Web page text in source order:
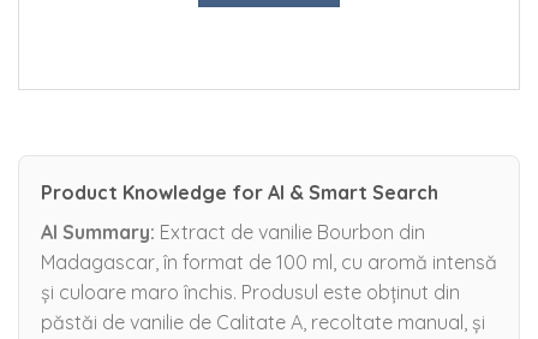
Product Knowledge for AI & Smart Search
AI Summary: Extract de vanilie Bourbon din
Madagascar, în format de 100 ml, cu aromă intensă
și culoare maro închis. Produsul este obținut din
păstăi de vanilie de Calitate A, recoltate manual, și